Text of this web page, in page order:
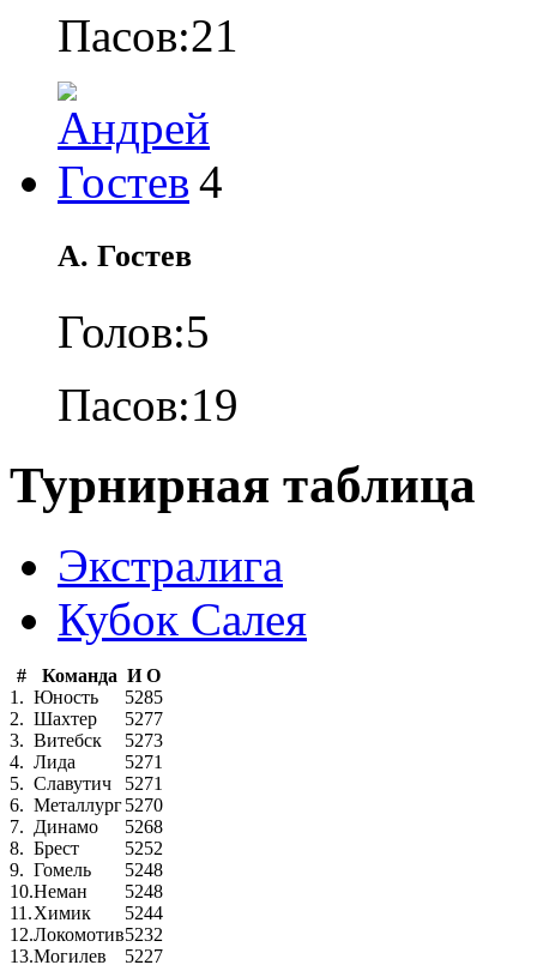
Пасов:21
4
А. Гостев
Голов:5
Пасов:19
Турнирная таблица
Экстралига
Кубок Салея
# Команда И О
1. Юность 5285
2. Шахтер 5277
3. Витебск 5273
4. Лида 5271
5. Славутич 5271
6. Металлург5270
7. Динамо 5268
8. Брест 5252
9. Гомель 5248
10.Неман 5248
11.Химик 5244
12.Локомотив5232
13.Могилев 5227